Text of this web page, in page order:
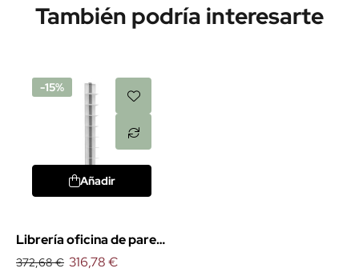
También podría interesarte
-15%
Añadir
Librería oficina de pared
Usio
372,68 € 316,78 €